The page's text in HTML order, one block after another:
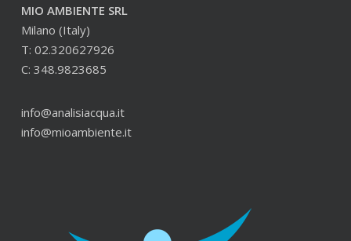
MIO AMBIENTE SRL
Milano (Italy)
T: 02.320627926
C: 348.9823685
info@analisiacqua.it
info@mioambiente.it